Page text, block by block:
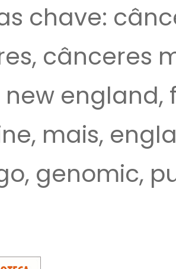
chave:
cânceres
new
mais,
genomic,